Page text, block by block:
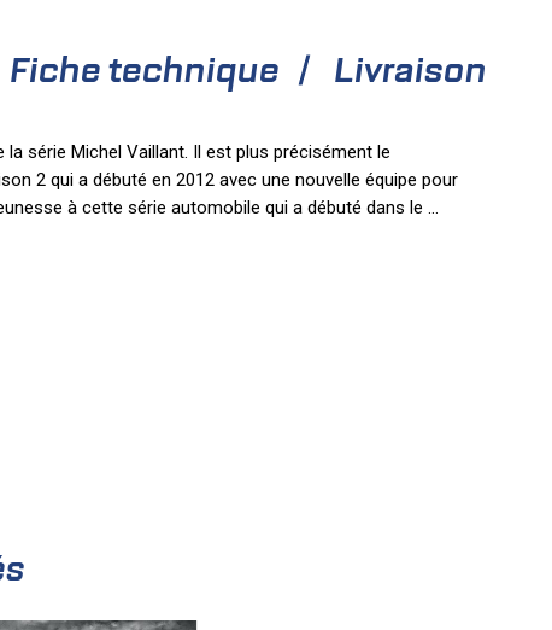
Fiche technique Livraison
la série Michel Vaillant. Il est plus précisément le
2 qui a débuté en 2012 avec une nouvelle équipe pour
à cette série automobile qui a débuté dans le